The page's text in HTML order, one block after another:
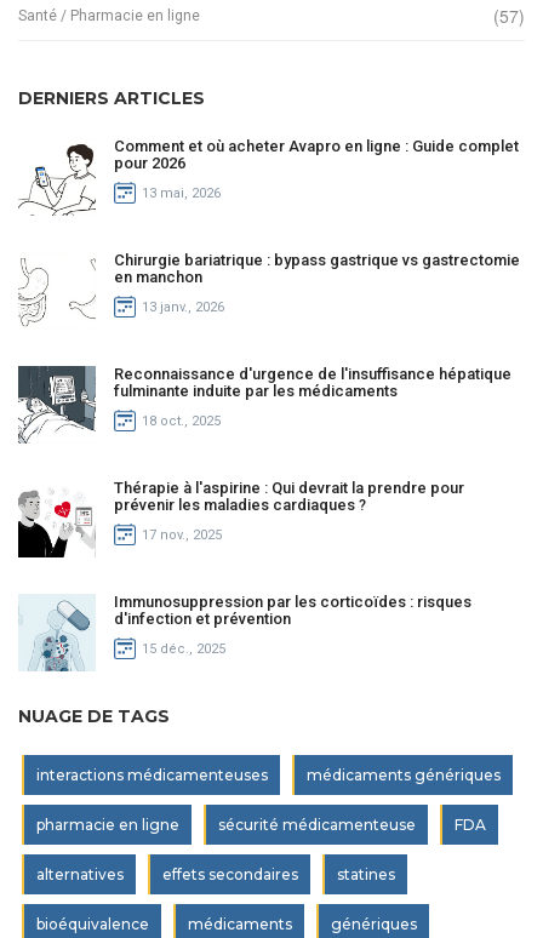
Santé / Pharmacie en ligne (57)
DERNIERS ARTICLES
Comment et où acheter Avapro en ligne : Guide complet
pour 2026
13 mai, 2026
Chirurgie bariatrique : bypass gastrique vs gastrectomie
en manchon
13 janv., 2026
Reconnaissance d'urgence de l'insuffisance hépatique
fulminante induite par les médicaments
18 oct., 2025
Thérapie à l'aspirine : Qui devrait la prendre pour
prévenir les maladies cardiaques ?
17 nov., 2025
Immunosuppression par les corticoïdes : risques
d'infection et prévention
15 déc., 2025
NUAGE DE TAGS
interactions médicamenteuses médicaments génériques
pharmacie en ligne sécurité médicamenteuse FDA
alternatives effets secondaires statines
bioéquivalence médicaments génériques